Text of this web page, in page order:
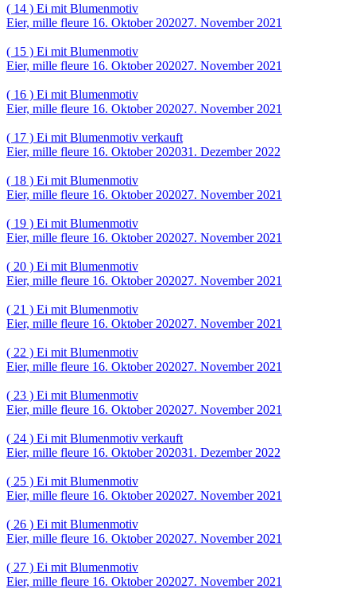
( 14 ) Ei mit Blumenmotiv
Eier, mille fleure 16. Oktober 202027. November 2021
( 15 ) Ei mit Blumenmotiv
Eier, mille fleure 16. Oktober 202027. November 2021
( 16 ) Ei mit Blumenmotiv
Eier, mille fleure 16. Oktober 202027. November 2021
( 17 ) Ei mit Blumenmotiv verkauft
Eier, mille fleure 16. Oktober 202031. Dezember 2022
( 18 ) Ei mit Blumenmotiv
Eier, mille fleure 16. Oktober 202027. November 2021
( 19 ) Ei mit Blumenmotiv
Eier, mille fleure 16. Oktober 202027. November 2021
( 20 ) Ei mit Blumenmotiv
Eier, mille fleure 16. Oktober 202027. November 2021
( 21 ) Ei mit Blumenmotiv
Eier, mille fleure 16. Oktober 202027. November 2021
( 22 ) Ei mit Blumenmotiv
Eier, mille fleure 16. Oktober 202027. November 2021
( 23 ) Ei mit Blumenmotiv
Eier, mille fleure 16. Oktober 202027. November 2021
( 24 ) Ei mit Blumenmotiv verkauft
Eier, mille fleure 16. Oktober 202031. Dezember 2022
( 25 ) Ei mit Blumenmotiv
Eier, mille fleure 16. Oktober 202027. November 2021
( 26 ) Ei mit Blumenmotiv
Eier, mille fleure 16. Oktober 202027. November 2021
( 27 ) Ei mit Blumenmotiv
Eier, mille fleure 16. Oktober 202027. November 2021